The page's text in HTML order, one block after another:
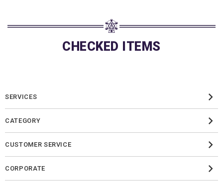
CHECKED ITEMS
SERVICES
CATEGORY
CUSTOMER SERVICE
CORPORATE